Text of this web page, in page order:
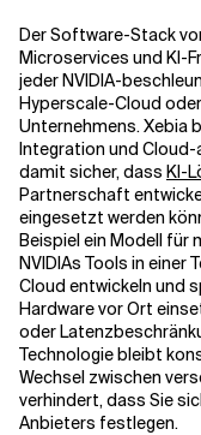
Der Software-Stack
Microservices und KI-
jeder NVIDIA-
Hyperscale-Cloud
Unternehmens. Xebia
Integration und
damit sicher, dass KI-
Partnerschaft
eingesetzt werden
Beispiel ein Modell für
NVIDIAs Tools in einer
Cloud entwickeln und
Hardware vor Ort
oder
Technologie bleibt
Wechsel zwischen
verhindert, dass Sie
Anbieters festlegen.